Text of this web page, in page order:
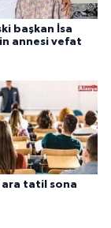
başkan İsa
annesi vefat
tatil sona